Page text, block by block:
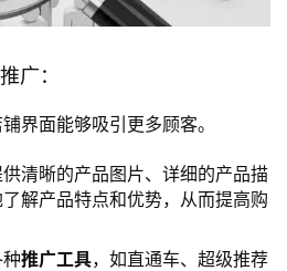
广：
界面能够吸引更多顾客。
供清晰的产品图片、详细的产品描
解产品特点和优势，从而提高购
推广工具，如直通车、超级推荐